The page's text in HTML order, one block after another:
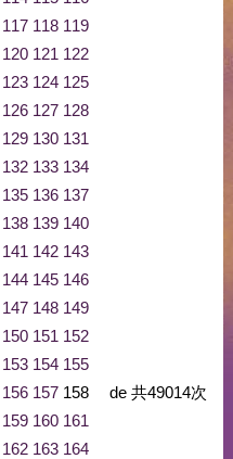
117 118 119
120 121 122
123 124 125
126 127 128
129 130 131
132 133 134
135 136 137
138 139 140
141 142 143
144 145 146
147 148 149
150 151 152
153 154 155
156 157 158
159 160 161
162 163 164
de 共49014次